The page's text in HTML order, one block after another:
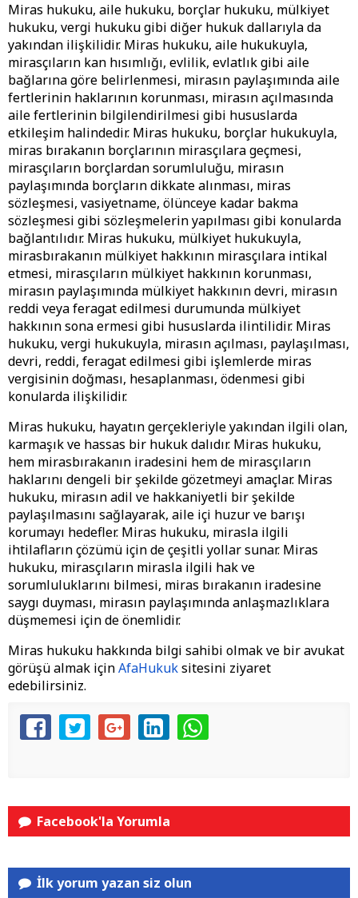
Miras hukuku, aile hukuku, borçlar hukuku, mülkiyet
hukuku, vergi hukuku gibi diğer hukuk dallarıyla da
yakından ilişkilidir. Miras hukuku, aile hukukuyla,
mirasçıların kan hısımlığı, evlilik, evlatlık gibi aile
bağlarına göre belirlenmesi, mirasın paylaşımında aile
fertlerinin haklarının korunması, mirasın açılmasında
aile fertlerinin bilgilendirilmesi gibi hususlarda
etkileşim halindedir. Miras hukuku, borçlar hukukuyla,
miras bırakanın borçlarının mirasçılara geçmesi,
mirasçıların borçlardan sorumluluğu, mirasın
paylaşımında borçların dikkate alınması, miras
sözleşmesi, vasiyetname, ölünceye kadar bakma
sözleşmesi gibi sözleşmelerin yapılması gibi konularda
bağlantılıdır. Miras hukuku, mülkiyet hukukuyla,
mirasbırakanın mülkiyet hakkının mirasçılara intikal
etmesi, mirasçıların mülkiyet hakkının korunması,
mirasın paylaşımında mülkiyet hakkının devri, mirasın
reddi veya feragat edilmesi durumunda mülkiyet
hakkının sona ermesi gibi hususlarda ilintilidir. Miras
hukuku, vergi hukukuyla, mirasın açılması, paylaşılması,
devri, reddi, feragat edilmesi gibi işlemlerde miras
vergisinin doğması, hesaplanması, ödenmesi gibi
konularda ilişkilidir.
Miras hukuku, hayatın gerçekleriyle yakından ilgili olan,
karmaşık ve hassas bir hukuk dalıdır. Miras hukuku,
hem mirasbırakanın iradesini hem de mirasçıların
haklarını dengeli bir şekilde gözetmeyi amaçlar. Miras
hukuku, mirasın adil ve hakkaniyetli bir şekilde
paylaşılmasını sağlayarak, aile içi huzur ve barışı
korumayı hedefler. Miras hukuku, mirasla ilgili
ihtilafların çözümü için de çeşitli yollar sunar. Miras
hukuku, mirasçıların mirasla ilgili hak ve
sorumluluklarını bilmesi, miras bırakanın iradesine
saygı duyması, mirasın paylaşımında anlaşmazlıklara
düşmemesi için de önemlidir.
Miras hukuku hakkında bilgi sahibi olmak ve bir avukat
görüşü almak içinAfaHukuksitesini ziyaret
edebilirsiniz.
Facebook'la Yorumla
İlk yorum yazan siz olun